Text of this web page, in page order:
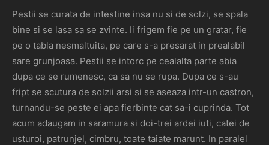
Pestii se curata de intestine insa nu si de solzi, se spala
bine si se lasa sa se zvinte. Ii frigem fie pe un gratar, fie
pe o tabla nesmaltuita, pe care s-a presarat in prealabil
sare grunjoasa. Pestii se intorc pe cealalta parte abia
dupa ce se rumenesc, ca sa nu se rupa. Dupa ce s-au
fript se scutura de solzii arsi si se aseaza intr-un castron,
turnandu-se peste ei apa fierbinte cat sa-i cuprinda. Tot
acum adaugam in saramura si doi-trei ardei iuti, catei de
usturoi, patrunjel, cimbru, toate taiate marunt. In paralel